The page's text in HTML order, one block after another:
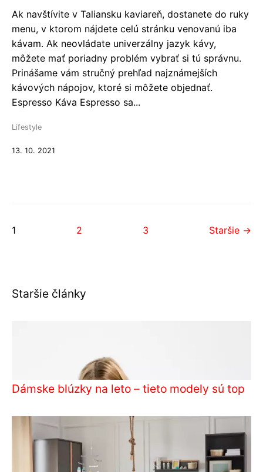
Ak navštívite v Taliansku kaviareň, dostanete do ruky
menu, v ktorom nájdete celú stránku venovanú iba
kávam. Ak neovládate univerzálny jazyk kávy,
môžete mať poriadny problém vybrať si tú správnu.
Prinášame vám stručný prehľad najznámejších
kávových nápojov, ktoré si môžete objednať.
Espresso Káva Espresso sa...
Lifestyle
13. 10. 2021
1 2 3 Staršie →
Staršie články
Dámske blúzky na leto – tieto modely sú top